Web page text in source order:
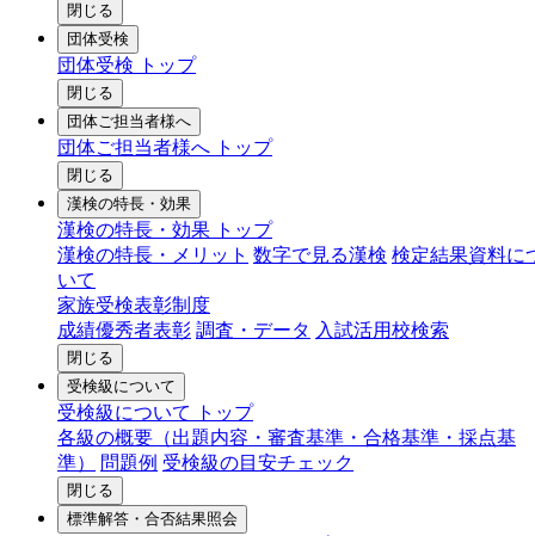
閉じる
団体受検
団体受検 トップ
閉じる
団体ご担当者様へ
団体ご担当者様へ トップ
閉じる
漢検の特長・効果
漢検の特長・効果 トップ
漢検の特長・メリット 数字で見る漢検 検定結果資料に
いて
家族受検表彰制度
成績優秀者表彰 調査・データ 入試活用校検索
閉じる
受検級について
受検級について トップ
各級の概要（出題内容・審査基準・合格基準・採点基
準）
問題例 受検級の目安チェック
閉じる
標準解答・合否結果照会